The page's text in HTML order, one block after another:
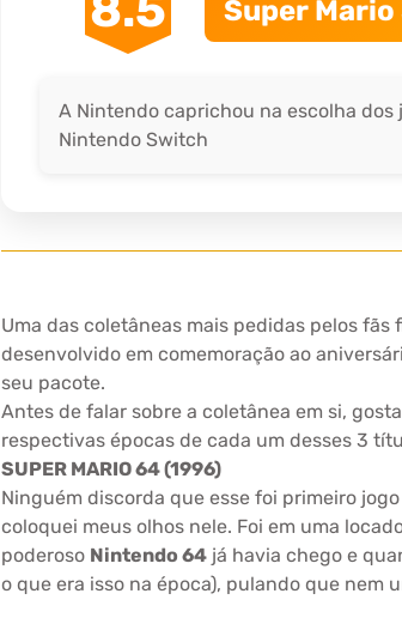
Super
A Nintendo caprichou na escolha
Nintendo Switch
Uma das coletâneas mais pedidas pelos
desenvolvido em comemoração ao
seu pacote.
Antes de falar sobre a coletânea em si,
respectivas épocas de cada um desses 3
SUPER MARIO 64 (1996)
Ninguém discorda que esse foi primeiro
coloquei meus olhos nele. Foi em uma
poderoso Nintendo 64 já havia chego e
o que era isso na época), pulando que nem